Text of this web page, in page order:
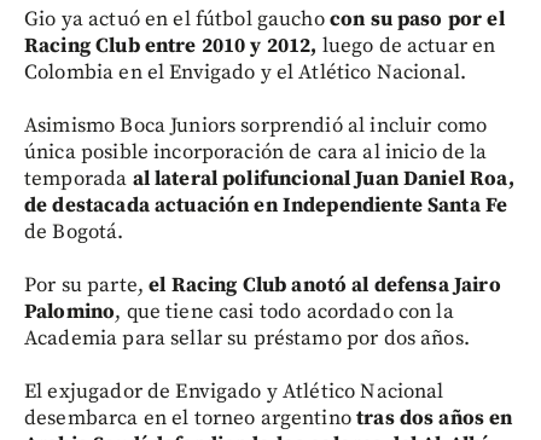
Gio ya actuó en el fútbol gauchocon su paso por el
Racing Club entre 2010 y 2012, luego de actuar en
Colombia en el Envigado y el Atlético Nacional.
Asimismo Boca Juniors sorprendió al incluir como
única posible incorporación de cara al inicio de la
temporada al lateral polifuncional Juan Daniel Roa,
de destacada actuación en Independiente Santa Fe
de Bogotá.
Por su parte,el Racing Club anotó al defensa Jairo
Palomino, que tiene casi todo acordado con la
Academia para sellar su préstamo por dos años.
El exjugador de Envigado y Atlético Nacional
desembarca en el torneo argentinotras dos años en